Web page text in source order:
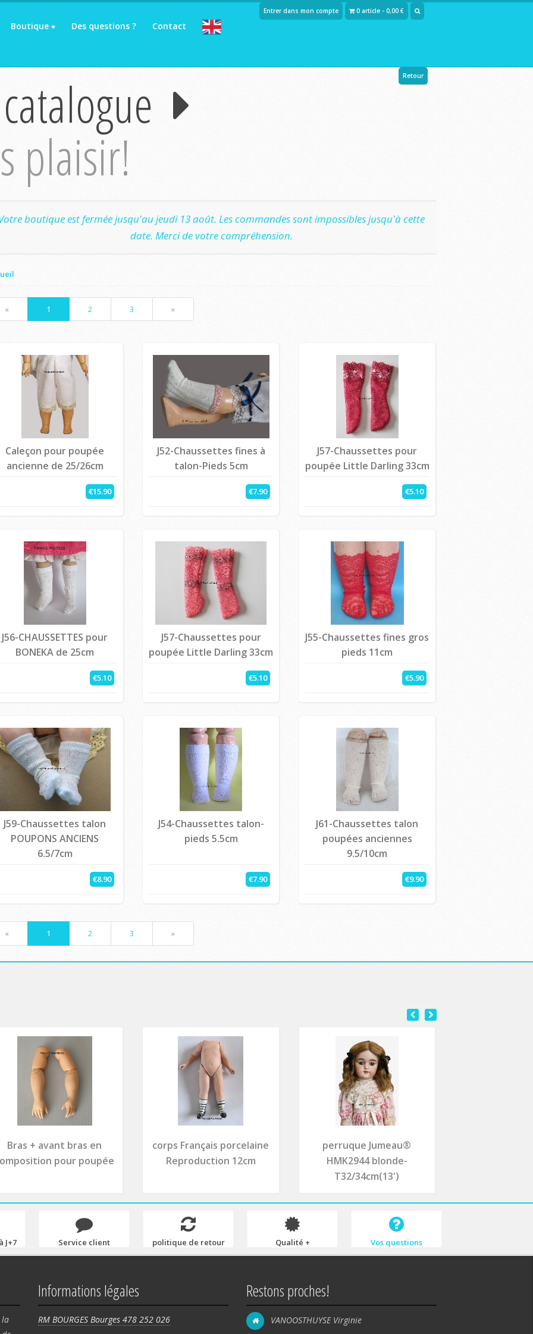
Boutique Des questions ? Contact
Entrer dans mon compte 0 article - 0,00 €
plaisir!
Retour
boutique est fermée jusqu'au jeudi 13 août. Les commandes sont impossibles jusqu'à cette
date. Merci de votre compréhension.
« 1 2 3 »
Caleçon pour poupée
ancienne de 25/26cm
€15.90
J52-Chaussettes fines à
talon-Pieds 5cm
€7.90
J57-Chaussettes pour
poupée Little Darling 33cm
€5.10
J56-CHAUSSETTES pour
BONEKA de 25cm
€5.10
J57-Chaussettes pour
poupée Little Darling 33cm
€5.10
J55-Chaussettes fines gros
pieds 11cm
€5.90
J59-Chaussettes talon
POUPONS ANCIENS
6.5/7cm
€8.90
J54-Chaussettes talon-
pieds 5.5cm
€7.90
J61-Chaussettes talon
poupées anciennes
9.5/10cm
€9.90
« 1 2 3 »
Bras + avant bras en
pour poupée
corps Français porcelaine
Reproduction 12cm
perruque Jumeau®
HMK2944 blonde-
T32/34cm(13')
J+7 Service client politique de retour Qualité + Vos questions
la
Informations légales
RM BOURGES Bourges 478 252 026
Restons proches!
VANOOSTHUYSE Virginie